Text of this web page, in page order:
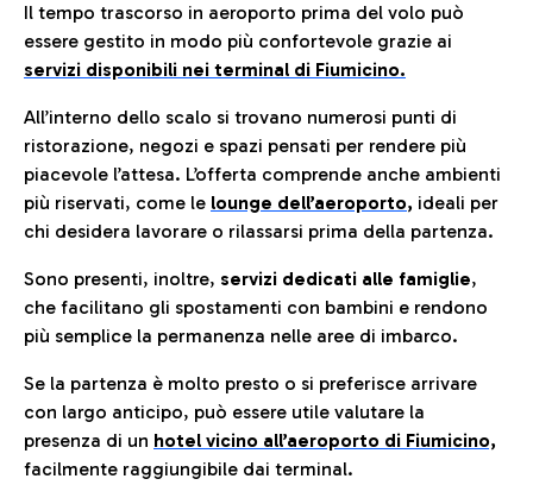
Il tempo trascorso in aeroporto prima del volo può
essere gestito in modo più confortevole grazie ai
servizi disponibili nei terminal di Fiumicino.
All’interno dello scalo si trovano numerosi punti di
ristorazione, negozi e spazi pensati per rendere più
piacevole l’attesa. L’offerta comprende anche ambienti
più riservati, come le lounge dell’aeroporto, ideali per
chi desidera lavorare o rilassarsi prima della partenza.
Sono presenti, inoltre, servizi dedicati alle famiglie,
che facilitano gli spostamenti con bambini e rendono
più semplice la permanenza nelle aree di imbarco.
Se la partenza è molto presto o si preferisce arrivare
con largo anticipo, può essere utile valutare la
presenza di un hotel vicino all’aeroporto di Fiumicino,
facilmente raggiungibile dai terminal.